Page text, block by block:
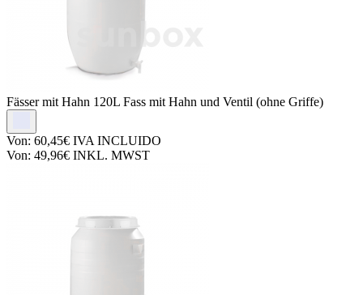
Fässer mit Hahn 120L Fass mit Hahn und Ventil (ohne Griffe)
Von: 60,45€ IVA INCLUIDO
Von: 49,96€ INKL. MWST